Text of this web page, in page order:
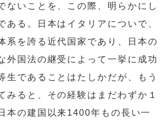
ないことを、この際、明らかにし
ある。日本はイタリアについで、
系を誇る近代国家であり、日本の
外国法の継受によって一挙に成功
生であることはたしかだが、もう
みると、その経験はまだわずか１
本の建国以来1400年もの長い一